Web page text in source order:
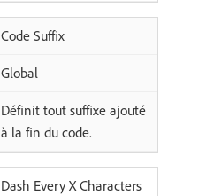
Code Suffix
Global
Définit tout suffixe ajouté
à la fin du code.
Dash Every X Characters